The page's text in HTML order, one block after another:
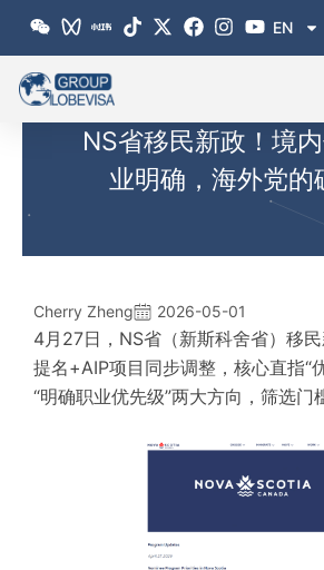
EN
NS省移民新政！境
业明确，海外党的
Cherry Zheng 2026-05-01
4月27日，NS省（新斯科舍省）移
提名+AIP项目同步调整，核心直指“
“明确职业优先级”两大方向，筛选门